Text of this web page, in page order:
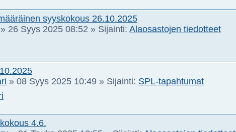
syyskokous 26.10.2025
» 26 Syys 2025 08:52 » Sijainti: Alaosastojen tiedotteet
» 08 Syys 2025 10:49 » Sijainti: SPL-tapahtumat
4.6.